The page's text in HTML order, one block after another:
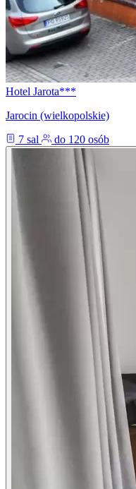
Hotel Jarota***
Jarocin (wielkopolskie)
7 sal
do 120 osób